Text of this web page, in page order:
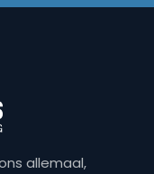
allemaal,